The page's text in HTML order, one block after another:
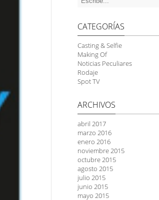
CATEGORÍAS
Casting & Selfie
Making Of
Noticias Peculiares
Rodaje
Spot TV
ARCHIVOS
abril 2017
marzo 2016
enero 2016
noviembre 2015
octubre 2015
agosto 2015
julio 2015
junio 2015
mayo 2015